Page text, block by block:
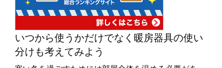
いつから使うかだけでなく暖房器具の使い
分けも考えてみよう